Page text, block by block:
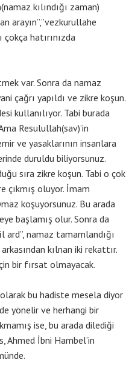
kılındığı zaman)
arayın”,”vezkurullahe
hatırınızda
var. Sonra da namaz
çağrı yapıldı ve zikre koşun.
kullanılıyor. Tabi burada
Resulullah(sav)’in
ve yasaklarının insanlara
duruldu biliyorsunuz.
sıra zikre koşun. Tabi o çok
çıkmış oluyor. İmam
koşuyorsunuz. Bu arada
başlamış olur. Sonra da
namaz tamamlandığı
kılnan iki rekattır.
bir fırsat olmayacak.
bu hadiste mesela diyor
yönelir ve herhangi bir
ise, bu arada dilediği
Ahmed İbni Hambel’in